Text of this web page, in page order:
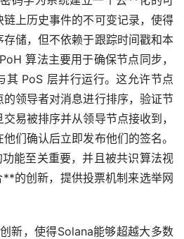
上历史事件的不可变记录，使得
储，但不依赖于跟踪时间戳和本
算法主要用于确保节点同步，
其 PoS 层并行运行。这允许节点
领导者对消息进行排序，验证节
易被排序并从领导节点接收到，
们确认后立即发布他们的签名。
能至关重要，并且被共识算法视
的创新，提供投票机制来选举网
新，使得Solana能够超越大多数